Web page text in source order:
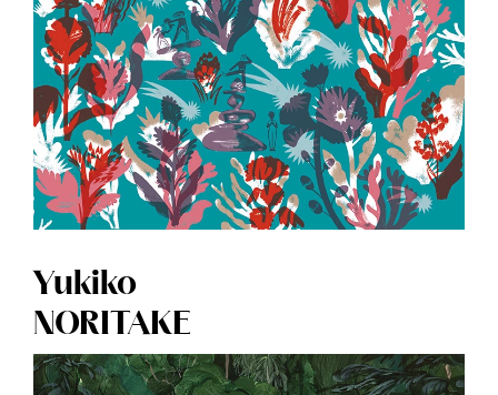
Yukiko
NORITAKE